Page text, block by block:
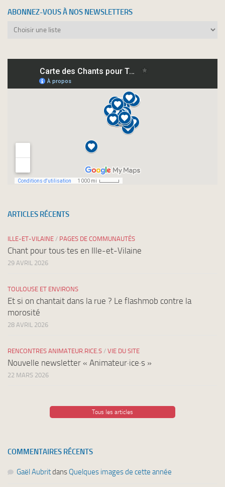
ABONNEZ-VOUS À NOS NEWSLETTERS
Abonnez-
newsletters
ARTICLES RÉCENTS
ILLE-ET-VILAINE / PAGES DE COMMUNAUTÉS
Chant pour tous·tes en Ille-et-Vilaine
29 AVRIL 2026
TOULOUSE ET ENVIRONS
Et si on chantait dans la rue ? Le flashmob contre la
morosité
28 AVRIL 2026
RENCONTRES ANIMATEUR.RICE.S / VIE DU SITE
Nouvelle newsletter « Animateur·ice·s »
22 MARS 2026
Tous les articles
COMMENTAIRES RÉCENTS
Gaël Aubritdans Quelques images de cette année